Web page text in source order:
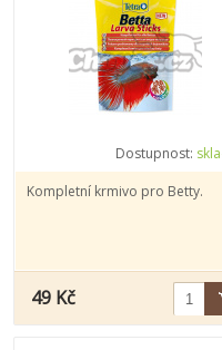
Dostupnost:
Kompletní krmivo pro Betty.
49 Kč